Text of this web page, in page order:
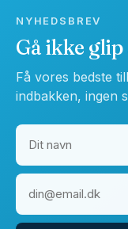
NYHEDSBREV
Gå ikke glip
Få vores bedste
indbakken, ingen